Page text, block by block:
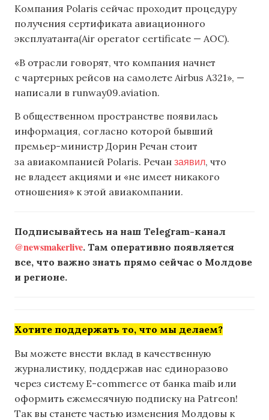
Компания Polaris сейчас проходит процедуру
получения сертификата авиационного
эксплуатанта(Air operator certificate — AOC).
«В отрасли говорят, что компания начнет
с чартерных рейсов на самолете Airbus A321», —
написали в runway09.aviation.
В общественном пространстве появилась
информация, согласно которой бывший
премьер-министр Дорин Речан стоит
за авиакомпанией Polaris. Речан заявил, что
не владеет акциями и «не имеет никакого
отношения» к этой авиакомпании.
Подписывайтесь на наш Telegram-канал
@newsmakerlive. Там оперативно появляется
все, что важно знать прямо сейчас о Молдове
и регионе.
Хотите поддержать то, что мы делаем?
Вы можете внести вклад в качественную
журналистику, поддержав нас единоразово
через систему E-commerce от банка maib или
оформить ежемесячную подписку на Patreon!
Так вы станете частью изменения Молдовы к